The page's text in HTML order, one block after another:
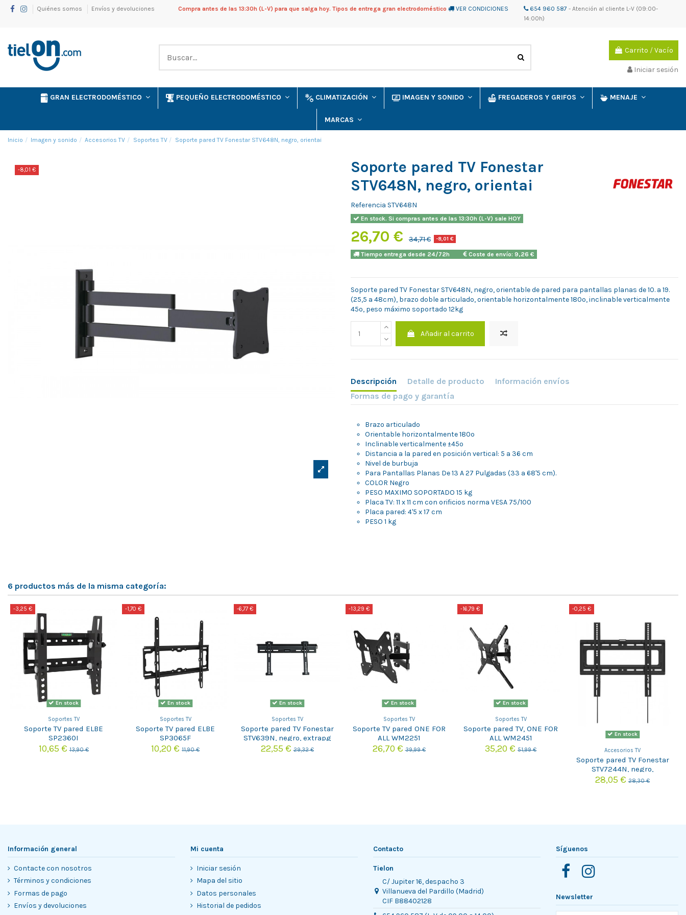
Quiénes somos Envíos y devoluciones Compra antes de las 13:30h (L-V) para que salga hoy. Tipos de entrega gran electrodoméstico VER CONDICIONES 654 960 587 - Atención al cliente L-V (09:00-
14:00h)
Carrito /Vacío
Iniciar sesión
GRAN ELECTRODOMÉSTICO PEQUEÑO ELECTRODOMÉSTICO CLIMATIZACIÓN IMAGEN Y SONIDO FREGADEROS Y GRIFOS MENAJE
MARCAS
Inicio Imagen y sonido Accesorios TV Soportes TV Soporte pared TV Fonestar STV648N, negro, orientai
-8,01 €
Soporte pared TV Fonestar
STV648N, negro, orientai
Referencia STV648N
En stock. Si compras antes de las 13:30h (L-V) sale HOY
26,70 € 34,71 € -8,01 €
Tiempo entrega desde 24/72h Coste de envío: 9,26 €
Soporte pared TV Fonestar STV648N, negro, orientable de pared para pantallas planas de 10. a 19.
(25,5 a 48cm), brazo doble articulado, orientable horizontalmente 180º, inclinable verticalmente
45º, peso máximo soportado 12kg
Añadir al carrito
Descripción Detalle de producto
Información envíos
Formas de pago y garantía
Brazo articulado
Orientable horizontalmente 180º
Inclinable verticalmente ±45º
Distancia a la pared en posición vertical: 5 a 36 cm
Nivel de burbuja
Para Pantallas Planas De 13 A 27 Pulgadas (33 a 68'5 cm).
COLOR Negro
PESO MAXIMO SOPORTADO 15 kg
Placa TV: 11 x 11 cm con orificios norma VESA 75/100
Placa pared: 4'5 x 17 cm
PESO 1 kg
6 productos más de la misma categoría:
-3,25 €
En stock
Soportes TV
Soporte TV pared ELBE
SP2360I
10,65 €13,90 €
-1,70 €
En stock
Soportes TV
Soporte TV pared ELBE
SP3065F
10,20 € 11,90 €
-6,77 €
En stock
Soportes TV
Soporte pared TV Fonestar
STV639N, negro, extrapg
22,55 €29,32 €
-13,29 €
En stock
Soportes TV
Soporte TV pared ONE FOR
ALL WM2251
26,70 €39,99 €
-16,79 €
En stock
Soportes TV
Soporte pared TV, ONE FOR
ALL WM2451
35,20 € 51,99 €
-0,25 €
En stock
Accesorios TV
Soporte pared TV Fonestar
STV7244N, negro,
28,05 € 28,30 €
Información general
Contacte con nosotros
Términos y condiciones
Formas de pago
Envíos y devoluciones
Mi cuenta
Iniciar sesión
Mapa del sitio
Datos personales
Historial de pedidos
Contacto
Tielon
C/ Jupiter 16, despacho 3
Villanueva del Pardillo (Madrid)
CIF B88402128
Síguenos
Newsletter